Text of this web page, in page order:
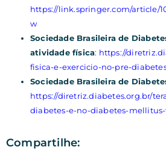
https://link.springer.com/article/
w
Sociedade Brasileira de
atividade física: https://
fisica-e-exercicio-no-pre-
Sociedade Brasileira de
https://diretriz.diabetes.org.br/
diabetes-e-no-diabetes-
Compartilhe: